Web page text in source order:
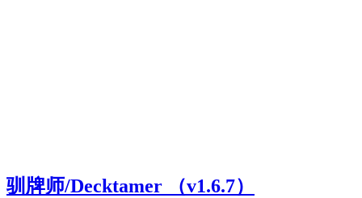
驯牌师/Decktamer （v1.6.7）